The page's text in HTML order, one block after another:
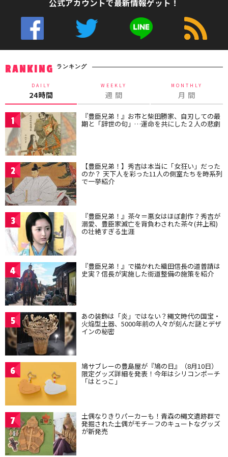
公式アカウントで最新情報ゲット！
RANKING ランキング
DAILY
24時間
WEEKLY
週 間
MONTHLY
月 間
1 『豊臣兄弟！』お市と柴田勝家、自刃しての最
期と「辞世の句」…運命を共にした２人の悲劇
2 【豊臣兄弟！】秀吉は本当に「女狂い」だった
のか？ 天下人を彩った11人の側室たちを時系列
で一挙紹介
3 『豊臣兄弟！』茶々＝悪女はほぼ創作？秀吉が
溺愛、豊臣家滅亡を背負わされた茶々(井上和)
の壮絶すぎる生涯
4 『豊臣兄弟！』で描かれた織田信長の道普請は
史実？信長が実施した街道整備の施策を紹介
5 あの装飾は「炎」ではない？縄文時代の国宝・
火焔型土器、5000年前の人々が刻んだ謎とデザ
インの秘密
6 鳩サブレーの豊島屋が『鳩の日』（8月10日）
限定グッズ詳細を発表！今年はシリコンポーチ
「はとっこ」
7 土偶なりきりパーカーも！青森の縄文遺跡群で
発掘された土偶がモチーフのキュートなグッズ
が新発売